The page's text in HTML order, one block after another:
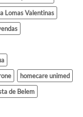
Lomas Valentinas
homecare unimed
de Belem